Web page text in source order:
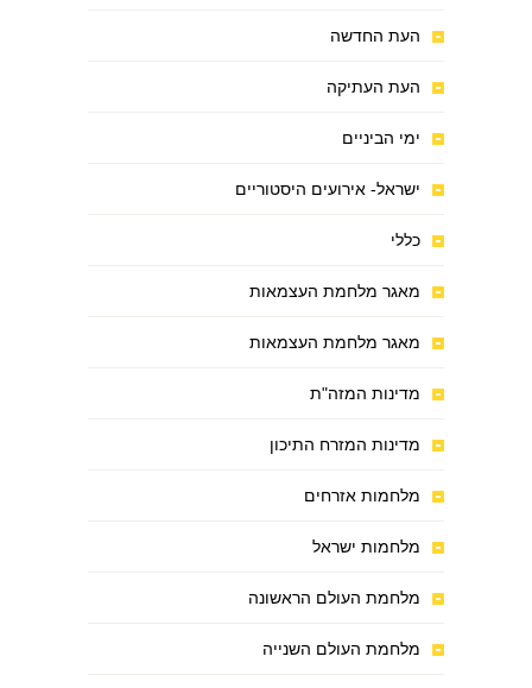
העת החדשה
העת העתיקה
ימי הביניים
ישראל- אירועים היסטוריים
כללי
מאגר מלחמת העצמאות
מאגר מלחמת העצמאות
מדינות המזה"ת
מדינות המזרח התיכון
מלחמות אזרחים
מלחמות ישראל
מלחמת העולם הראשונה
מלחמת העולם השנייה